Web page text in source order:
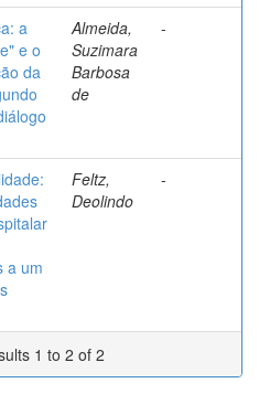
a
e o
da
Almeida,
Suzimara
Barbosa
de
-
a um
Feltz,
Deolindo
-
1 to 2 of 2